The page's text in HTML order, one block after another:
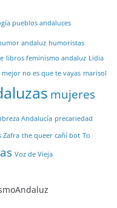
pueblos andaluces
andaluz humoristas
libros feminismo andaluz Lidia
mejor no es que te vayas marisol
mujeres
Andalucía precariedad
Zafra the queer cañí bot To
Voz de Vieja